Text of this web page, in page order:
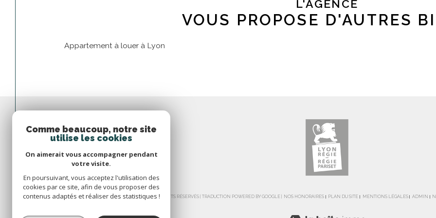
L'AGENCE
VOUS PROPOSE D'AUTRES
Appartement à louer à Lyon
© 2026 | TOUS DROITS RÉSERVÉS | TRADUCTION POWERED BY GOOGLE | NOS HONORAIRES PLAN DU SITE MENTIONS LÉGALES ADMIN
Comme beaucoup, notre site
utilise les cookies
On aimerait vous accompagner pendant
votre visite.
En poursuivant, vous acceptez l'utilisation des
cookies par ce site, afin de vous proposer des
contenus adaptés et réaliser des statistiques !